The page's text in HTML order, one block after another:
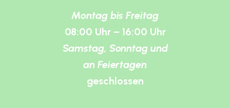
Montag bis Freitag
08:00 Uhr – 16:00 Uhr
Samstag, Sonntag und
an Feiertagen
geschlossen